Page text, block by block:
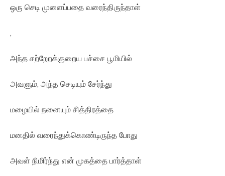
ஒரு செடி முளைப்பதை வரைந்திருந்தாள்
,
அந்த சற்றேறக்குறைய பச்சை பூமியில்
அவளும், அந்த செடியும் சேர்ந்து
மழையில் நனையும் சித்திரத்தை
மனதில் வரைந்துக்கொண்டிருந்த போது
அவள் நிமிர்ந்து என் முகத்தை பார்த்தாள்